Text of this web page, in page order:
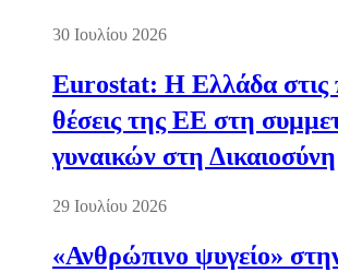
30 Ιουλίου 2026
Eurostat: Η Ελλάδα στις
θέσεις της ΕΕ στη
γυναικών στη Δικαιοσύνη
29 Ιουλίου 2026
«Ανθρώπινο ψυγείο»